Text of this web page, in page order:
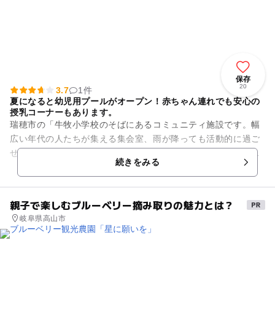
保存
20
3.7
1件
夏になると幼児用プールがオープン！赤ちゃん連れでも安心の
授乳コーナーもあります。
瑞穂市の「牛牧小学校のそばにあるコミュニティ施設です。幅
広い年代の人たちが集える集会室、雨が降っても活動的に過ご
せるプレイルーム、大人向けには歩行用プールやトレーニング
ルームも備えています。 ...続きをみる
親子で楽しむブルーベリー摘み取りの魅力とは？
岐阜県高山市